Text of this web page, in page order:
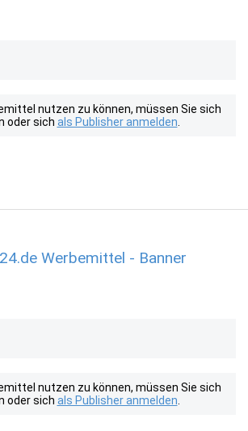
nutzen zu können, müssen Sie sich
oder sich als Publisher anmelden
Werbemittel - Banner
nutzen zu können, müssen Sie sich
oder sich als Publisher anmelden